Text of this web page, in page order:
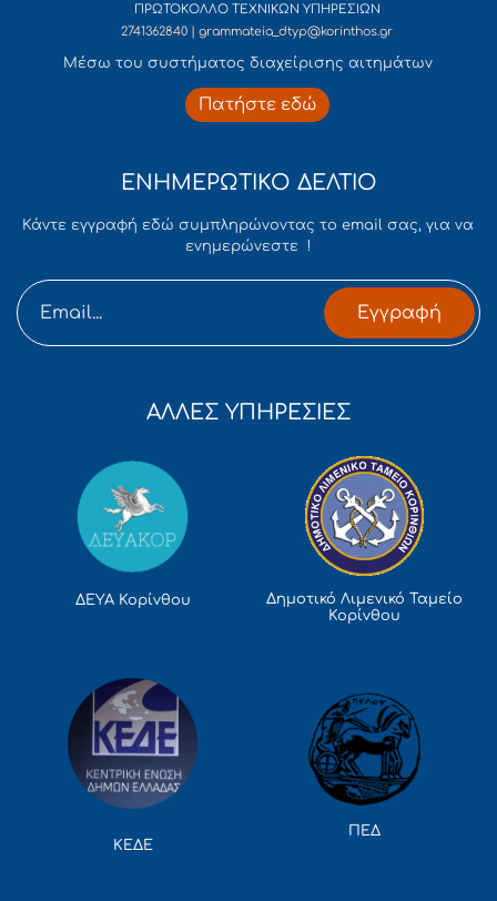
ΠΡΩΤΟΚΟΛΛΟ ΤΕΧΝΙΚΩΝ ΥΠΗΡΕΣΙΩΝ
2741362840 | grammateia_dtyp@korinthos.gr
Mέσω του συστήματος διαχείρισης αιτημάτων
Πατήστε εδώ
ΕΝΗΜΕΡΩΤΙΚΟ ΔΕΛΤΙΟ
Κάντε εγγραφή εδώ συμπληρώνοντας το email σας, για να
ενημερώνεστε !
Εγγραφή
ΑΛΛΕΣ ΥΠΗΡΕΣΙΕΣ
ΔΕΥΑ Κορίνθου
Δημοτικό Λιμενικό Ταμείο
Κορίνθου
ΚΕΔΕ
ΠΕΔ